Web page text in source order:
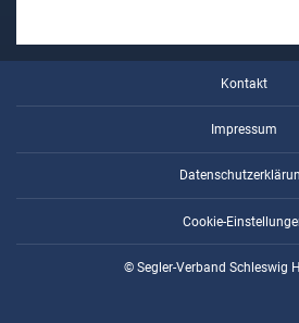
Kontakt
Impressum
Cookie-
© Segler-Verband Schleswig